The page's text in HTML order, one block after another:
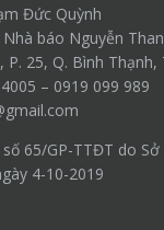
Đức Quỳnh
báo Nguyễn
25, Q. Bình Thạnh,
– 0919 099 989
65/GP-TTĐT do
4-10-2019